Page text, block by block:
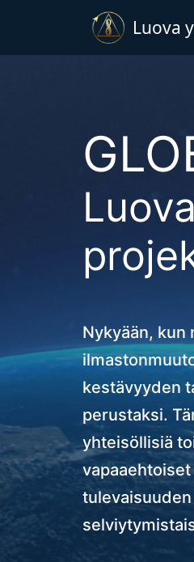
Luova
Nykyään, kun
kestävyyden
perustaksi.
yhteisöllisiä